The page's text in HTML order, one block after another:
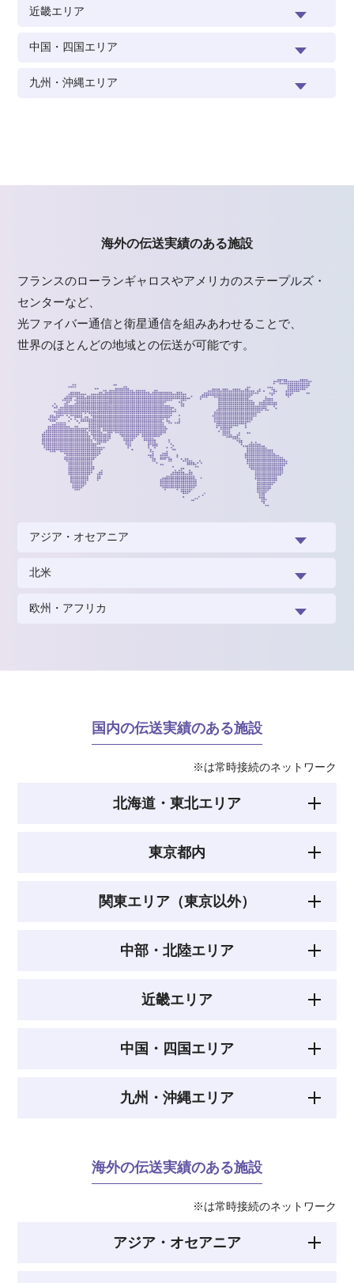
近畿エリア
中国・四国エリア
九州・沖縄エリア
海外の伝送実績のある施設
フランスのローランギャロスやアメリカのステープルズ・
センターなど、
光ファイバー通信と衛星通信を組みあわせることで、
世界のほとんどの地域との伝送が可能です。
アジア・オセアニア
北米
欧州・アフリカ
国内の伝送実績のある施設
※は常時接続のネットワーク
北海道・東北エリア
東京都内
関東エリア（東京以外）
中部・北陸エリア
近畿エリア
中国・四国エリア
九州・沖縄エリア
海外の伝送実績のある施設
※は常時接続のネットワーク
アジア・オセアニア